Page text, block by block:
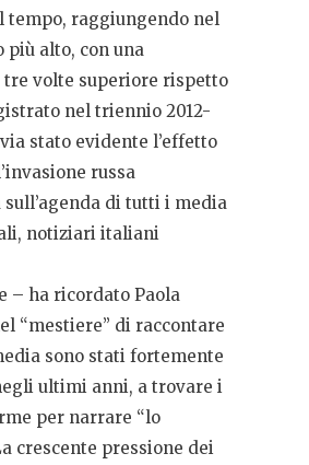
tempo, raggiungendo nel
più alto, con una
tre volte superiore rispetto
nel triennio 2012-
stato evidente l’effetto
russa
sull’agenda di tutti i media
notiziari italiani
– ha ricordato Paola
“mestiere” di raccontare
sono stati fortemente
ultimi anni, a trovare i
per narrare “lo
crescente pressione dei